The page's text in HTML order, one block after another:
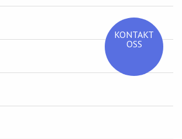
KONTAKT
OSS